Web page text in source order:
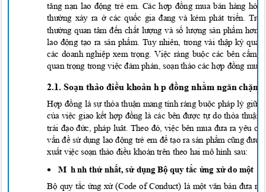
tăng nạn lao động trẻ em. Các hợp đồng mua bán hàng
thường xảy ra ở các quốc gia đang và kém phát triển.
thường quan tâm đến chất lượng và số lượng sản phẩm
lao động tạo ra sản phẩm. Tuy nhiên, trong vài thập kỷqua,
các doanh nghiệp xem trọng. Việc ràng buộc các bên cấm s
quan trọng trong việc đàm phán, soạn thảo các hợp đồng mua
2.1. Soạn thảo điều khoản h p đồng nhằm ngăn chặn
Hợp đồng là sự thỏa thuận mang tính ràng buộc pháp lý
của việc giao kết hợp đồng là các bên được tự do thỏa
trái đạo đức, pháp luât. Theo đó, việc bên mua đưa ra yêu
vấn đề sử dụng lao động trẻ em để tạo ra sản phẩm cũng
xuất việc soạn thảo điều khoản trên theo hai mô hình sau:
M h nh thứ nhất, sử dụng Bộ quy tắc ửng xử do một
Bộ quy tắcứng xử(Code of Conduct) là một văn bản đưa ra